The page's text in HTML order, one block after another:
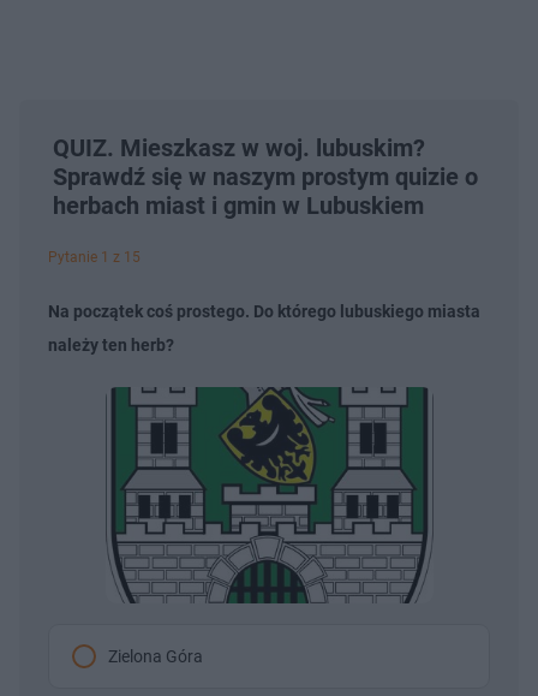
QUIZ. Mieszkasz w woj. lubuskim?
Sprawdź się w naszym prostym quizie o
herbach miast i gmin w Lubuskiem
Pytanie 1 z 15
Na początek coś prostego. Do którego lubuskiego miasta
należy ten herb?
Zielona Góra